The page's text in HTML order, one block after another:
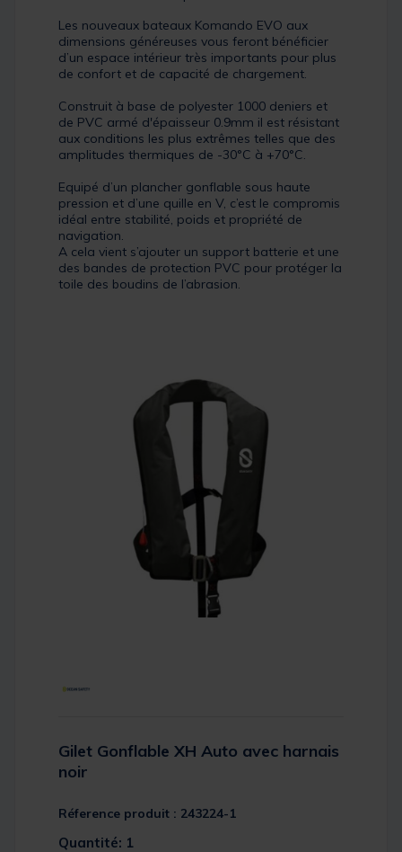
Les nouveaux bateaux Komando EVO aux
dimensions généreuses vous feront bénéficier
d’un espace intérieur très importants pour plus
de confort et de capacité de chargement.
Construit à base de polyester 1000 deniers et
de PVC armé d'épaisseur 0.9mm il est résistant
aux conditions les plus extrêmes telles que des
amplitudes thermiques de -30°C à +70°C.
Equipé d’un plancher gonflable sous haute
pression et d’une quille en V, c’est le compromis
idéal entre stabilité, poids et propriété de
navigation.
A cela vient s’ajouter un support batterie et une
des bandes de protection PVC pour protéger la
toile des boudins de l’abrasion.
Gilet Gonflable XH Auto avec harnais
noir
Réference produit : 243224-1
Quantité: 1